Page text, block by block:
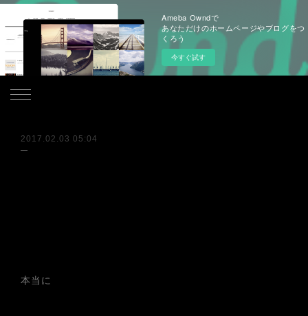
Ameba Owndで
あなただけのホームページやブログをつ
くろう
今すぐ試す
2017.02.03 05:04
本当に